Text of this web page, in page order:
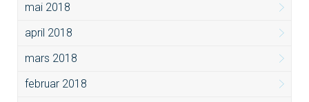
mai 2018
april 2018
mars 2018
februar 2018